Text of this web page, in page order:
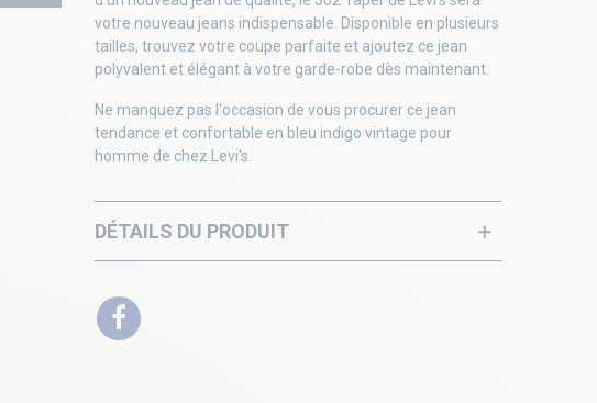
votre nouveau jeans indispensable. Disponible en plusieurs
tailles, trouvez votre coupe parfaite et ajoutez ce jean
polyvalent et élégant à votre garde-robe dès maintenant.
Ne manquez pas l'occasion de vous procurer ce jean
tendance et confortable en bleu indigo vintage pour
homme de chez Levi's.
DÉTAILS DU PRODUIT